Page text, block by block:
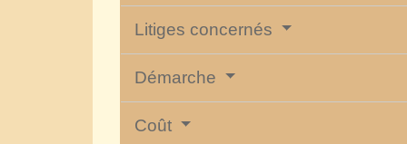
Litiges concernés
Démarche
Coût